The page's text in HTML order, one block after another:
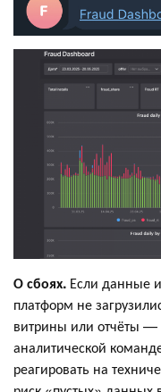
О сбоях. Если данные
платформ не
витрины или отчёты —
аналитической
реагировать на